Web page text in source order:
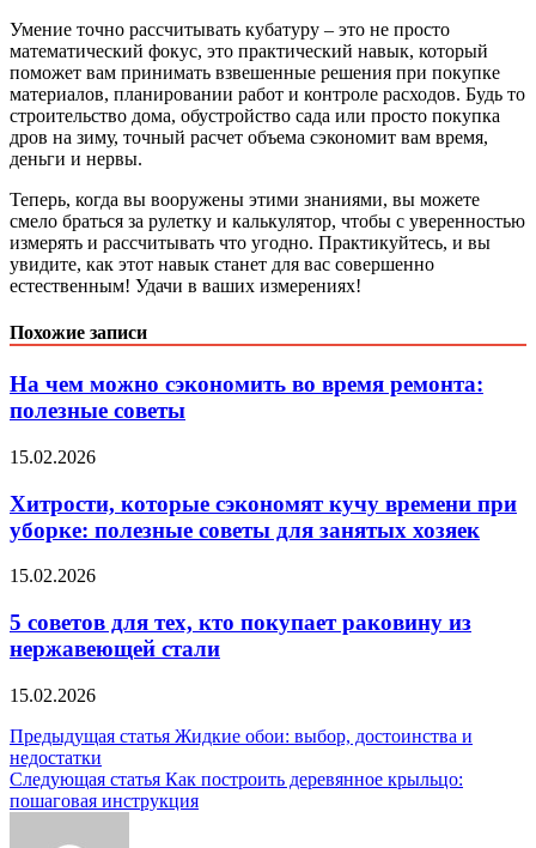
Умение точно рассчитывать кубатуру – это не просто
математический фокус, это практический навык, который
поможет вам принимать взвешенные решения при покупке
материалов, планировании работ и контроле расходов. Будь то
строительство дома, обустройство сада или просто покупка
дров на зиму, точный расчет объема сэкономит вам время,
деньги и нервы.
Теперь, когда вы вооружены этими знаниями, вы можете
смело браться за рулетку и калькулятор, чтобы с уверенностью
измерять и рассчитывать что угодно. Практикуйтесь, и вы
увидите, как этот навык станет для вас совершенно
естественным! Удачи в ваших измерениях!
Похожие записи
На чем можно сэкономить во время ремонта:
полезные советы
15.02.2026
Хитрости, которые сэкономят кучу времени при
уборке: полезные советы для занятых хозяек
15.02.2026
5 советов для тех, кто покупает раковину из
нержавеющей стали
15.02.2026
Навигация
по
записям
Предыдущая статья Жидкие обои: выбор, достоинства и
недостатки
Следующая статья Как построить деревянное крыльцо:
пошаговая инструкция